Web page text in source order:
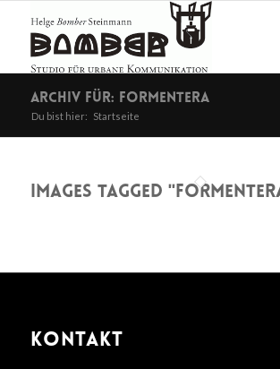
Archiv für: formentera
Du bist hier: Startseite
Images tagged
KONTAKT